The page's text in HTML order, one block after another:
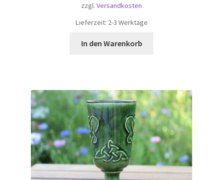
zzgl. Versandkosten
Lieferzeit: 2-3 Werktage
In den Warenkorb